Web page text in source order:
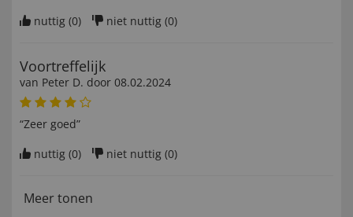
nuttig (0) niet nuttig (0)
Voortreffelijk
van Peter D. door 08.02.2024
“Zeer goed”
nuttig (0) niet nuttig (0)
Meer tonen